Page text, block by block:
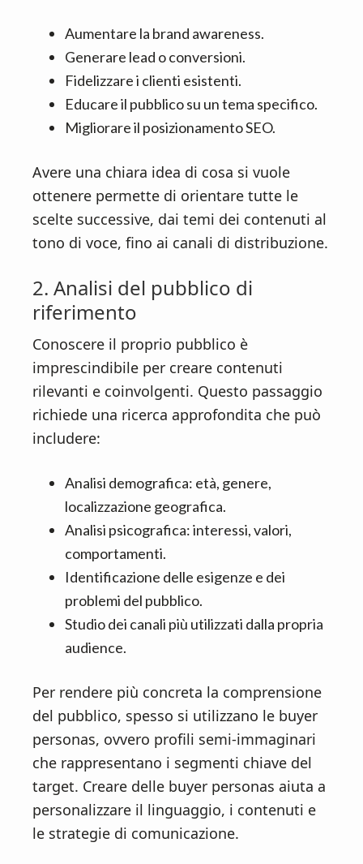
Aumentare la brand awareness.
Generare lead o conversioni.
Fidelizzare i clienti esistenti.
Educare il pubblico su un tema specifico.
Migliorare il posizionamento SEO.
Avere una chiara idea di cosa si vuole
ottenere permette di orientare tutte le
scelte successive, dai temi dei contenuti al
tono di voce, fino ai canali di distribuzione.
2. Analisi del pubblico di
riferimento
Conoscere il proprio pubblico è
imprescindibile per creare contenuti
rilevanti e coinvolgenti. Questo passaggio
richiede una ricerca approfondita che può
includere:
Analisi demografica: età, genere,
localizzazione geografica.
Analisi psicografica: interessi, valori,
comportamenti.
Identificazione delle esigenze e dei
problemi del pubblico.
Studio dei canali più utilizzati dalla propria
audience.
Per rendere più concreta la comprensione
del pubblico, spesso si utilizzano le buyer
personas, ovvero profili semi-immaginari
che rappresentano i segmenti chiave del
target. Creare delle buyer personas aiuta a
personalizzare il linguaggio, i contenuti e
le strategie di comunicazione.